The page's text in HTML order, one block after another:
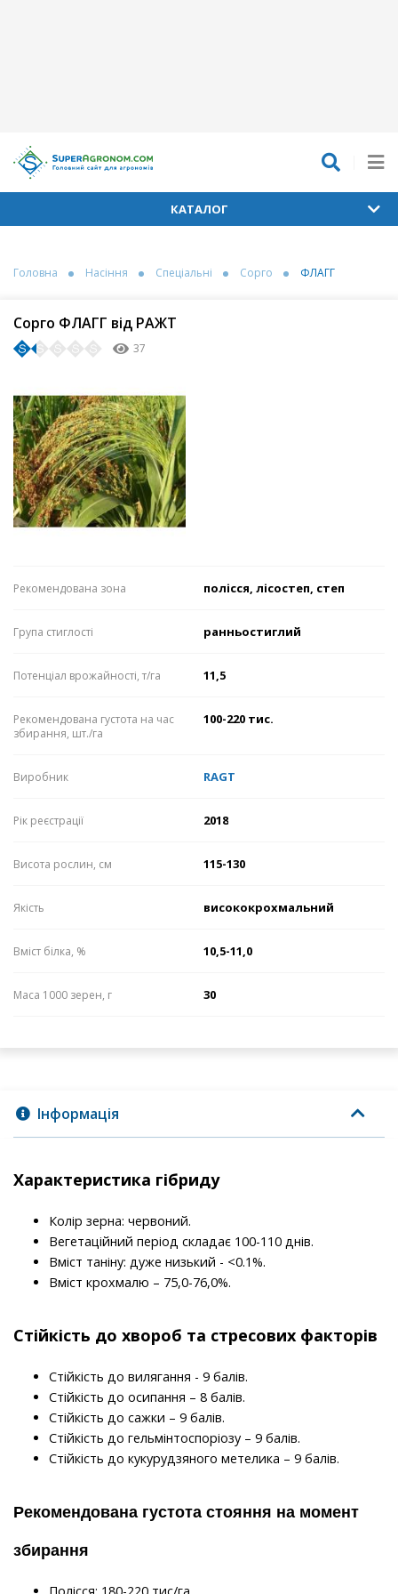
КАТАЛОГ
Головна Насіння Спеціальні Сорго ФЛАГГ
Сорго ФЛАГГ від РАЖТ
37
Рекомендована зона полісся, лісостеп, степ
Група стиглості ранньостиглий
Потенціал врожайності, т/га 11,5
Рекомендована густота на час
збирання, шт./га
100-220 тис.
Виробник RAGT
Рік реєстрації 2018
Висота рослин, см 115-130
Якість висококрохмальний
Вміст білка, % 10,5-11,0
Маса 1000 зерен, г 30
Інформація
Характеристика гібриду
Колір зерна: червоний.
Вегетаційний період складає 100-110 днів.
Вміст таніну: дуже низький - <0.1%.
Вміст крохмалю – 75,0-76,0%.
Стійкість до хвороб та стресових факторів
Стійкість до вилягання - 9 балів.
Стійкість до осипання – 8 балів.
Стійкість до сажки – 9 балів.
Стійкість до гельмінтоспоріозу – 9 балів.
Стійкість до кукурудзяного метелика – 9 балів.
Рекомендована густота стояння на момент
збирання